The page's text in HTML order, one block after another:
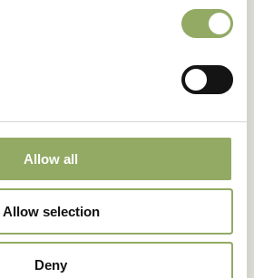
Allow all
Allow selection
Deny